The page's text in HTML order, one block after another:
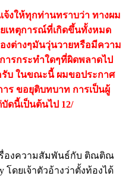
งให้ทุกท่านทราบว่า ทางผม
เหตุการณ์ที่เกิดขึ้นทั้งหมด
งต่างๆมันวุ่นวายหรือมีความ
ารกระทำใดๆที่ผิดพลาดไป
บ ในขณะนี้ ผมขอประกาศ
ร ขอยุติบทบาท การเป็นผู้
ดนี้เป็นต้นไป 12/
รื่องความสัมพันธ์กับ ติณติณ
โดยเจ้าตัวอ้างว่าตั้งท้องได้